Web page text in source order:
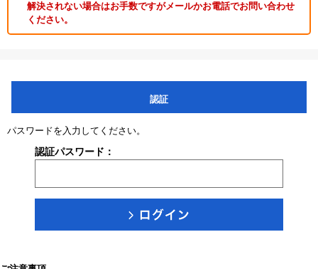
解決されない場合はお手数ですがメールかお電話でお問い合わせ
ください。
認証
パスワードを入力してください。
認証パスワード：